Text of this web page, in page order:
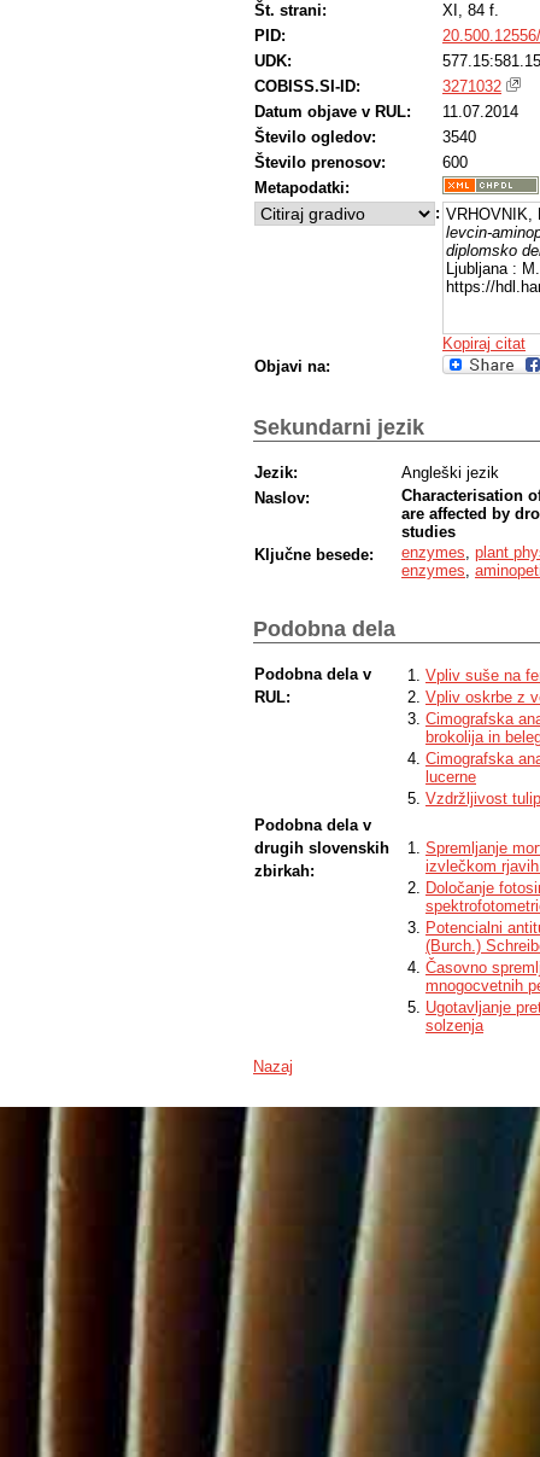
Št. strani:
XI, 84 f.
PID:
UDK:
COBISS.SI-ID:
3271032
Datum objave v RUL:
11.07.2014
Število ogledov:
3540
Število prenosov:
600
Metapodatki:
: VRHOVNIK,
levcin-
diplomsko
Ljubljana :
https://
Kopiraj citat
Objavi na:
Sekundarni jezik
Jezik:
Angleški jezik
Naslov:
Characterisation
are affected by
studies
Ključne besede:
enzymes plant
enzymes
Podobna dela
Podobna dela v
RUL:
Vpliv suše na
Vpliv oskrbe z
Cimografska
brokolija in
Cimografska
lucerne
Vzdržljivost
Podobna dela v
drugih slovenskih
zbirkah:
Spremljanje
izvlečkom
Določanje
Potencialni
(Burch.)
Časovno
mnogocvetnih
Ugotavljanje
solzenja
Nazaj